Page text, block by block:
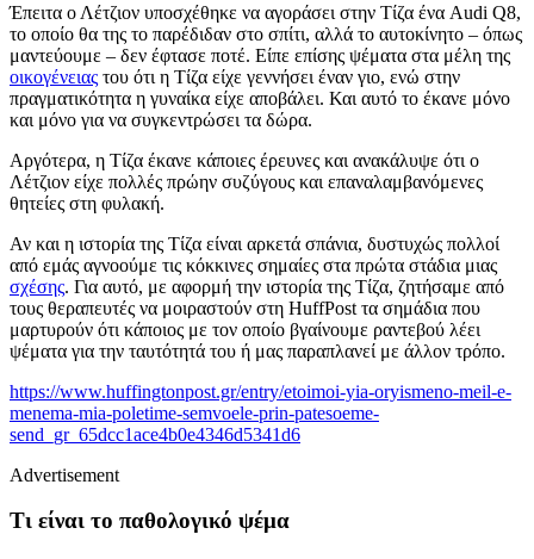
Έπειτα ο Λέτζιον υποσχέθηκε να αγοράσει στην Τίζα ένα Audi Q8,
το οποίο θα της το παρέδιδαν στο σπίτι, αλλά το αυτοκίνητο – όπως
μαντεύουμε – δεν έφτασε ποτέ. Είπε επίσης ψέματα στα μέλη της
οικογένειας του ότι η Τίζα είχε γεννήσει έναν γιο, ενώ στην
πραγματικότητα η γυναίκα είχε αποβάλει. Και αυτό το έκανε μόνο
και μόνο για να συγκεντρώσει τα δώρα.
Αργότερα, η Tίζα έκανε κάποιες έρευνες και ανακάλυψε ότι ο
Λέτζιον είχε πολλές πρώην συζύγους και επαναλαμβανόμενες
θητείες στη φυλακή.
Αν και η ιστορία της Tίζα είναι αρκετά σπάνια, δυστυχώς πολλοί
από εμάς αγνοούμε τις κόκκινες σημαίες στα πρώτα στάδια μιας
σχέσης. Για αυτό, με αφορμή την ιστορία της Τίζα, ζητήσαμε από
τους θεραπευτές να μοιραστούν στη HuffPost τα σημάδια που
μαρτυρούν ότι κάποιος με τον οποίο βγαίνουμε ραντεβού λέει
ψέματα για την ταυτότητά του ή μας παραπλανεί με άλλον τρόπο.
https://www.huffingtonpost.gr/entry/etoimoi-yia-oryismeno-meil-e-
menema-mia-poletime-semvoele-prin-patesoeme-
send_gr_65dcc1ace4b0e4346d5341d6
Advertisement
Τι είναι το παθολογικό ψέμα